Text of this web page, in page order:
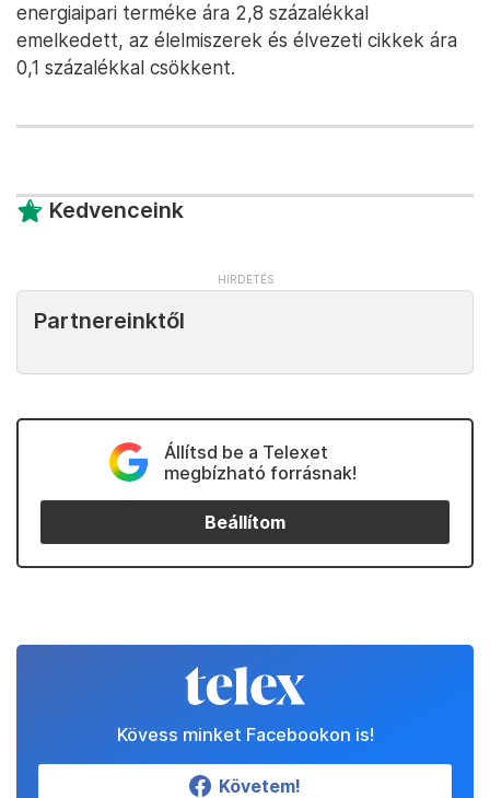
energiaipari terméke ára 2,8 százalékkal
emelkedett, az élelmiszerek és élvezeti cikkek ára
0,1 százalékkal csökkent.
Kedvenceink
Partnereinktől
Állítsd be a Telexet
megbízható forrásnak!
Beállítom
Kövess minket Facebookon is!
Követem!